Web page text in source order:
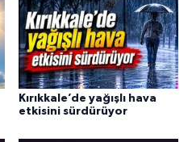
Kırıkkale’de yağışlı hava
etkisini sürdürüyor